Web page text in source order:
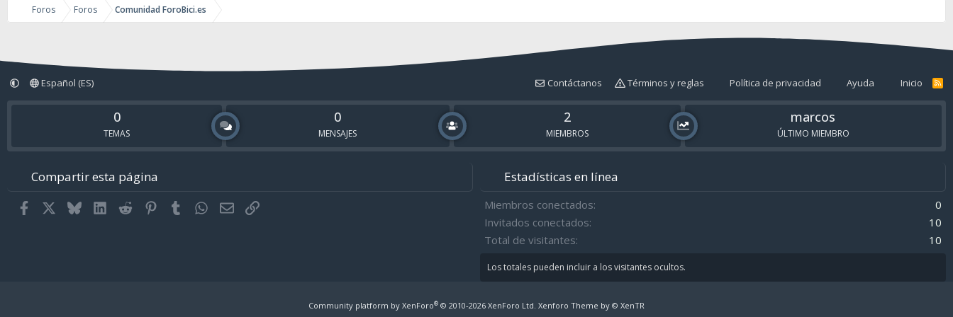
Foros Foros Comunidad ForoBici.es
Español (ES) Contáctanos Términos y reglas Política de privacidad Ayuda Inicio
R
0
TEMAS
0
MENSAJES
2
MIEMBROS
marcos
ÚLTIMO MIEMBRO
Compartir esta página
Facebook BlueskyLinkedIn
Reddit Pinterest
Tumblr WhatsApp
EmailEnlace
Estadísticas en línea
Miembros conectados
0
Invitados conectados
10
Total de visitantes
10
Los totales pueden incluir a los visitantes ocultos.
Community platform by XenForo® © 2010-2026 XenForo Ltd. Xenforo Theme by © XenTR